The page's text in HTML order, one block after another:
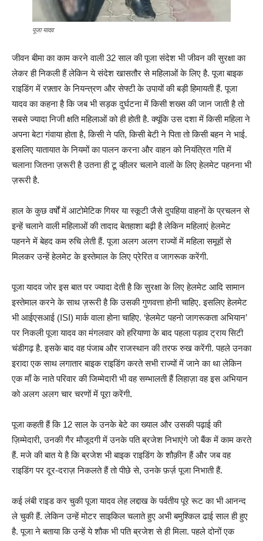
पूजा यादव
जीवन बीमा का काम करने वाली 32 साल की पूजा संदेश भी जीवन की सुरक्षा का
लेकर ही निकली हैं लेकिन ये संदेश खासतौर से महिलाओं के लिए है. पूजा बाइक
राइडिंग में रफ़्तार के नियन्त्रण और सेफ्टी के उपायों की बड़ी हिमायती हैं. पूजा
यादव का कहना है कि जब भी सड़क दुर्घटना में किसी शख्स की जान जाती है तो
सबसे ज्यादा निजी क्षति महिलाओं को ही होती है. क्यूंकि उस दशा में किसी महिला ने
अपना बेटा गंवाया होता है, किसी ने पति, किसी बेटी ने पिता तो किसी बहन ने भाई.
इसलिए यातायात के नियमों का पालन करना और वाहन को नियंत्रित गति में
चलाना जितना ज़रूरी है उतना ही टू व्हीलर चलाने वालों के लिए हेलमेट पहनना भी
ज़रूरी है.
हाल के कुछ वर्षों में आटोमेटिक गियर या स्कूटी जैसे दुपहिया वाहनों के प्रचलन से
इन्हें चलाने वाली महिलाओं की तादाद बेतहाशा बढ़ी है लेकिन महिलाएं हेलमेट
पहनने में बेहद कम रुचि लेती हैं. पूजा अलग अलग राज्यों में महिला समूहों से
मिलकर उन्हें हेलमेट के इस्तेमाल के लिए प्रेरित व जागरूक करेंगी.
पूजा यादव जोर इस बात पर ज्यादा देती है कि सुरक्षा के लिए हेलमेट आदि सामान
इस्तेमाल करने के साथ ज़रूरी है कि उसकी गुणवत्ता होनी चाहिए. इसलिए हेलमेट
भी आईएसआई (ISI) मार्क वाला होना चाहिए. ‘हेलमेट पहनो जागरूकता अभियान’
पर निकली पूजा यादव का मंगलवार को हरियाणा के बाद पहला पड़ाव ट्राय सिटी
चंडीगढ़ है. इसके बाद वह पंजाब और राजस्थान की तरफ रुख करेंगी. पहले उनका
इरादा एक साथ लगातार बाइक राइडिंग करते सभी राज्यों में जाने का था लेकिन
एक माँ के नाते परिवार की जिम्मेदारी भी वह सम्भालती हैं लिहाज़ा वह इस अभियान
को अलग अलग चार चरणों में पूरा करेंगी.
पूजा कहती हैं कि 12 साल के उनके बेटे का ख्याल और उसकी पढ़ाई की
ज़िम्मेदारी, उनकी गैर मौजूदगी में उनके पति ब्रजेश निभाएंगे जो बैंक में काम करते
हैं. मजे की बात ये है कि ब्रजेश भी बाइक राइडिंग के शौक़ीन हैं और जब वह
राइडिंग पर दूर-दराज़ निकलते हैं तो पीछे से, उनके फ़र्ज़ पूजा निभाती हैं.
कई लंबी राइड कर चुकी पूजा यादव लेह लद्दाख के पर्वतीय पूरे रूट का भी आनन्द
ले चुकी हैं. लेकिन उन्हें मोटर साइकिल चलाते हुए अभी बमुश्किल ढाई साल ही हुए
है. पूजा ने बताया कि उन्हें ये शौक भी पति ब्रजेश से ही मिला. पहले दोनों एक